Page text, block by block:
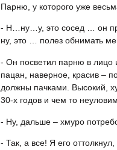
Парню, у которого уже
- Н…ну…у, это сосед … он
ну, это … полез обнимать
- Он посветил парню в лицо
пацан, наверное, красив –
должны пачками. Высокий,
30-х годов и чем то
- Ну, дальше – хмуро
- Так, а все! Я его